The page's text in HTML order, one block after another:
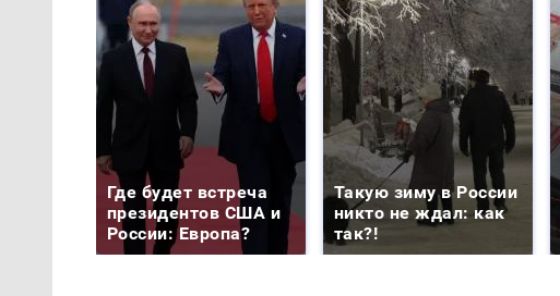
Где будет встреча
президентов США и
России: Европа?
Такую зиму в России
никто не ждал: как
так?!